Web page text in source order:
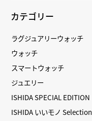
カテゴリー
ラグジュアリーウォッチ
ウォッチ
スマートウォッチ
ジュエリー
ISHIDA SPECIAL EDITION
ISHIDA いいモノ Selection